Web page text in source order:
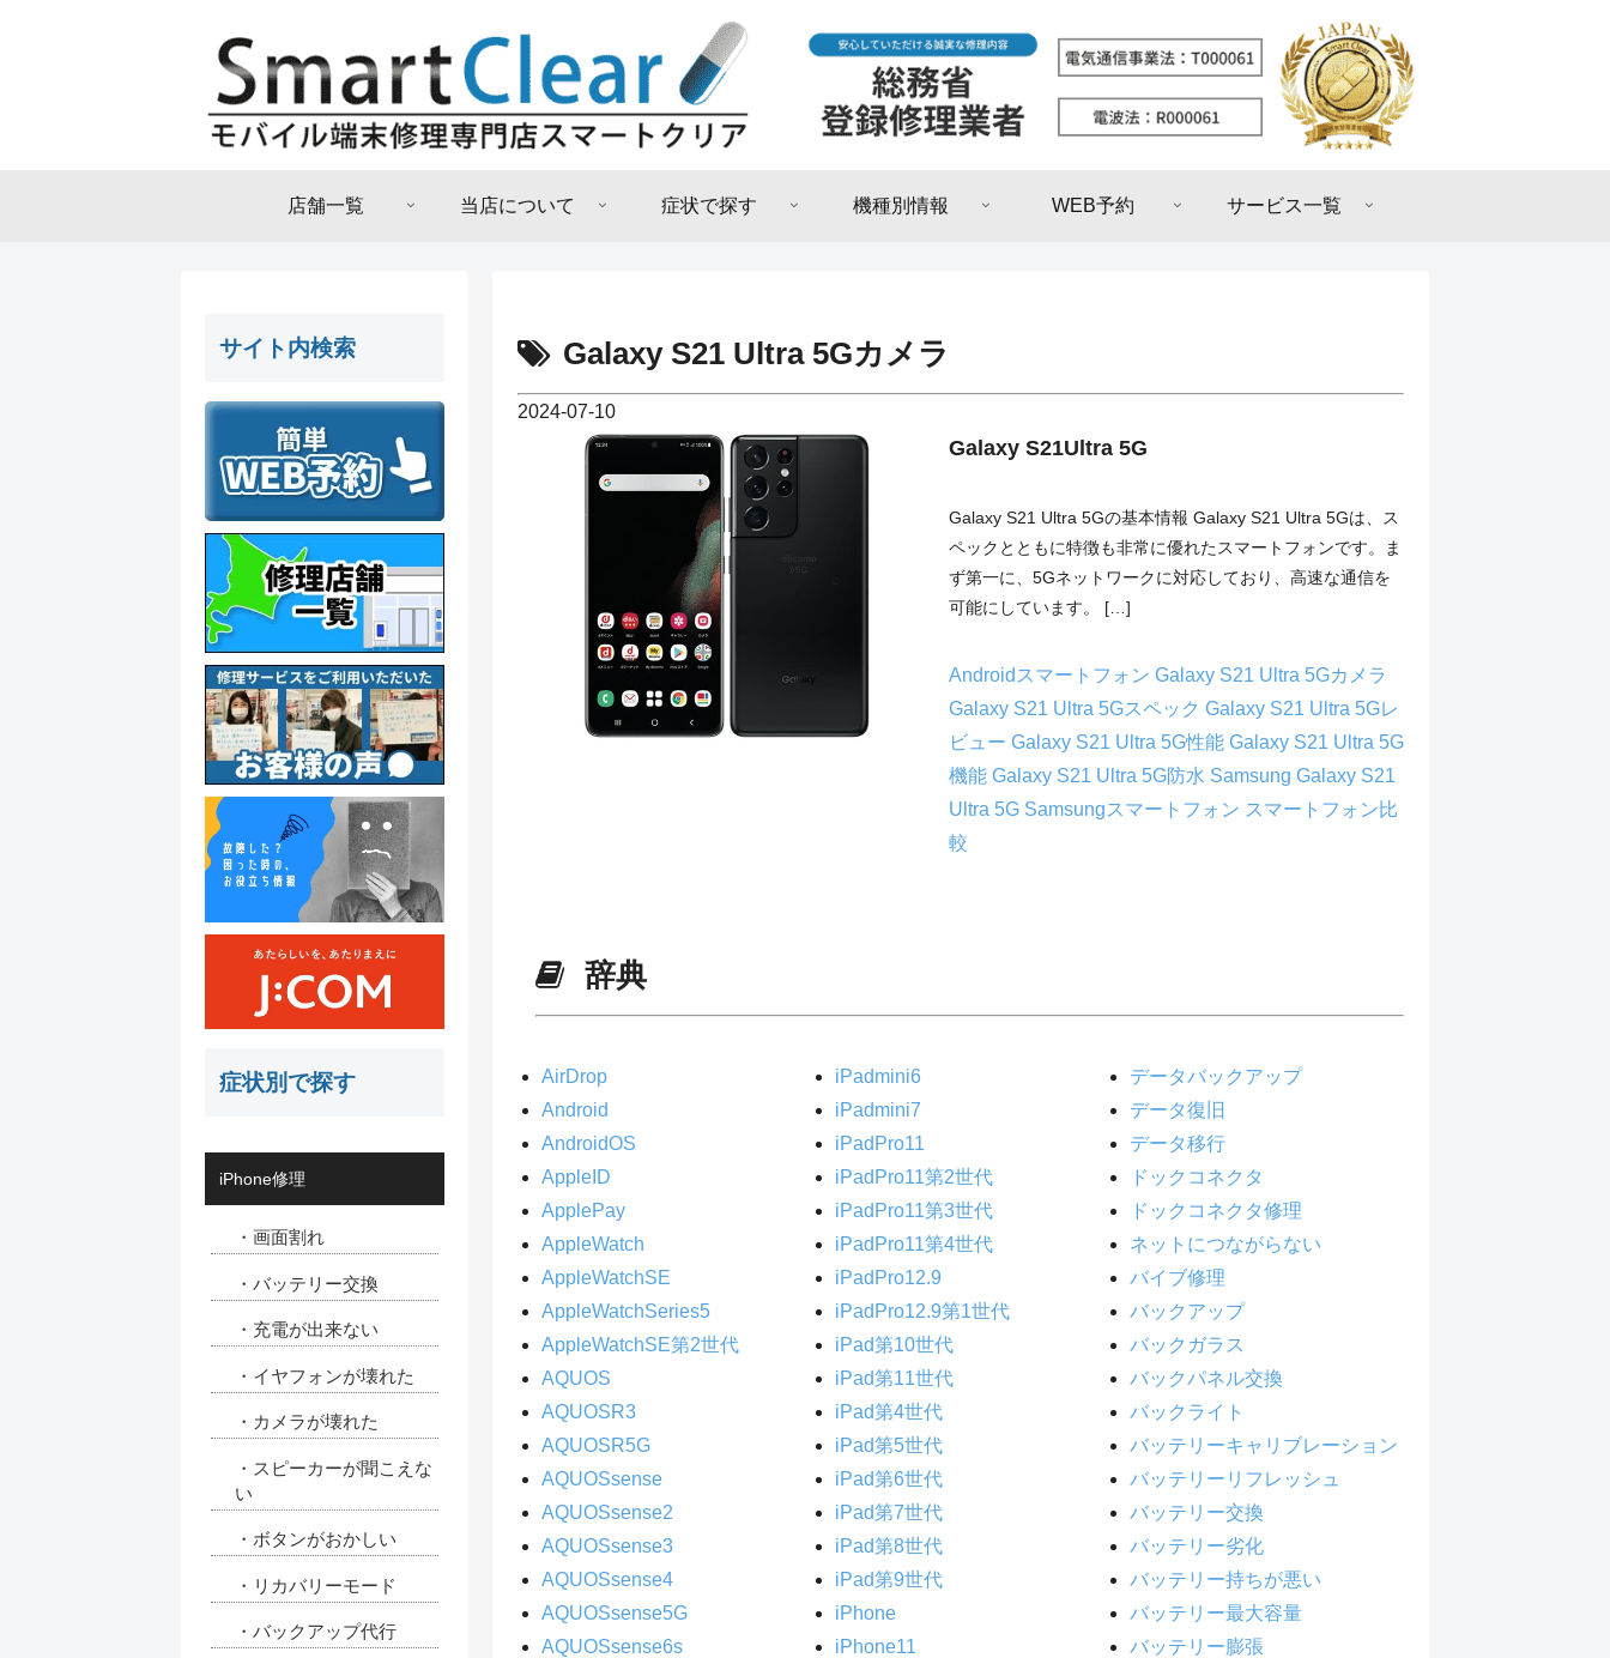
店舗一覧 当店について 症状で探す 機種別情報 WEB予約 サービス一覧
Galaxy S21 Ultra 5Gカメラ
2024-07-10
Galaxy S21Ultra 5G
Galaxy S21 Ultra 5Gの基本情報 Galaxy S21 Ultra 5Gは、ス
ペックとともに特徴も非常に優れたスマートフォンです。ま
ず第一に、5Gネットワークに対応しており、高速な通信を
可能にしています。 […]
Androidスマートフォン Galaxy S21 Ultra 5Gカメラ
Galaxy S21 Ultra 5Gスペック Galaxy S21 Ultra 5Gレ
ビュー Galaxy S21 Ultra 5G性能 Galaxy S21 Ultra 5G
機能 Galaxy S21 Ultra 5G防水 Samsung Galaxy S21
Ultra 5G Samsungスマートフォン スマートフォン比
較
辞典
AirDrop
Android
AndroidOS
AppleID
ApplePay
AppleWatch
AppleWatchSE
AppleWatchSeries5
AppleWatchSE第2世代
AQUOS
AQUOSR3
AQUOSR5G
AQUOSsense
AQUOSsense2
AQUOSsense3
AQUOSsense4
AQUOSsense5G
AQUOSsense6s
iPadmini6
iPadmini7
iPadPro11
iPadPro11第2世代
iPadPro11第3世代
iPadPro11第4世代
iPadPro12.9
iPadPro12.9第1世代
iPad第10世代
iPad第11世代
iPad第4世代
iPad第5世代
iPad第6世代
iPad第7世代
iPad第8世代
iPad第9世代
iPhone
iPhone11
データバックアップ
データ復旧
データ移行
ドックコネクタ
ドックコネクタ修理
ネットにつながらない
バイブ修理
バックアップ
バックガラス
バックパネル交換
バックライト
バッテリーキャリブレーション
バッテリーリフレッシュ
バッテリー交換
バッテリー劣化
バッテリー持ちが悪い
バッテリー最大容量
バッテリー膨張
サイト内検索
症状別で探す
iPhone修理
・画面割れ
・バッテリー交換
・充電が出来ない
・イヤフォンが壊れた
・カメラが壊れた
・スピーカーが聞こえな
い
・ボタンがおかしい
・リカバリーモード
・バックアップ代行